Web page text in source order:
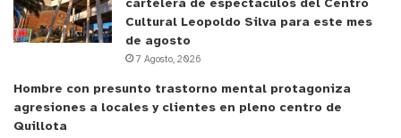
cartelera de espectáculos del Centro
Cultural Leopoldo Silva para este mes
de agosto
7 Agosto, 2026
Hombre con presunto trastorno mental protagoniza
agresiones a locales y clientes en pleno centro de
Quillota